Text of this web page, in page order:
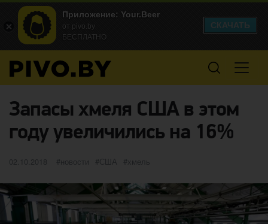
Запасы хмеля США в этом
году увеличились на 16%
Опубликовано
02.10.2018 категории
новости Метки
США хмель
Приложение: Your.Beer
от pivo.by
БЕСПЛАТНО
СКАЧАТЬ